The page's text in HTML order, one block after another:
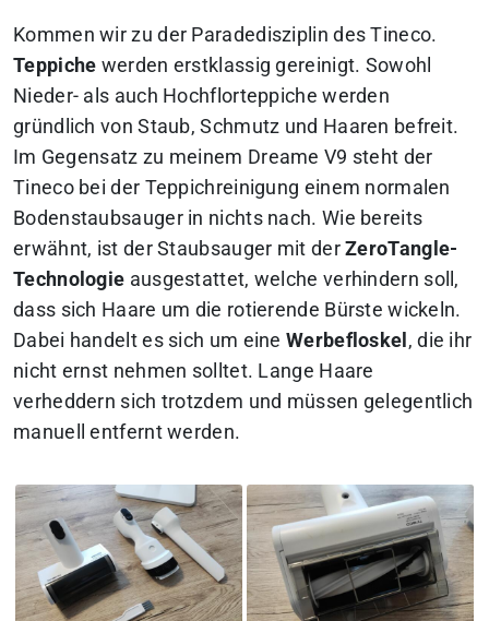
Kommen wir zu der Paradedisziplin des Tineco.
Teppiche werden erstklassig gereinigt. Sowohl
Nieder- als auch Hochflorteppiche werden
gründlich von Staub, Schmutz und Haaren befreit.
Im Gegensatz zu meinem Dreame V9 steht der
Tineco bei der Teppichreinigung einem normalen
Bodenstaubsauger in nichts nach. Wie bereits
erwähnt, ist der Staubsauger mit derZeroTangle-
Technologie ausgestattet, welche verhindern soll,
dass sich Haare um die rotierende Bürste wickeln.
Dabei handelt es sich um eineWerbefloskel , die ihr
nicht ernst nehmen solltet. Lange Haare
verheddern sich trotzdem und müssen gelegentlich
manuell entfernt werden.